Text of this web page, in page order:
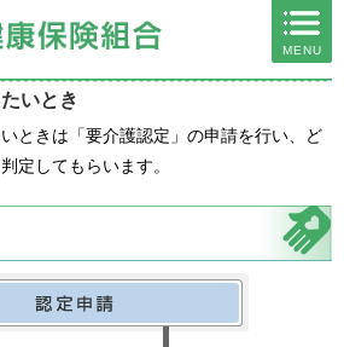
MENU
いとき
ときは「要介護認定」の申請を行い、ど
定してもらいます。